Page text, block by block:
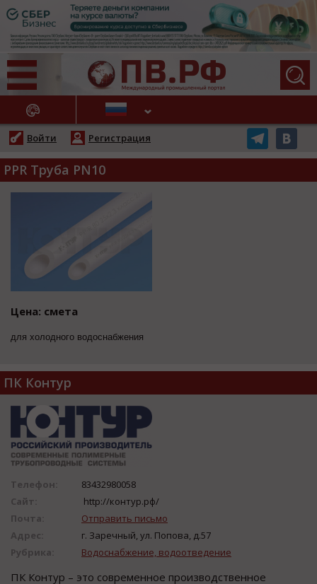
НОВОСТИ
Войти Регистрация
PPR Труба PN10
Цена: смета
для холодного водоснабжения
ПК Контур
Телефон:
83432980058
Сайт:
http://контур.рф/
Почта:
Отправить письмо
Адрес:
г. Заречный, ул. Попова, д.57
Рубрика:
Водоснабжение, водоотведение
ПК Контур – это современное производственное